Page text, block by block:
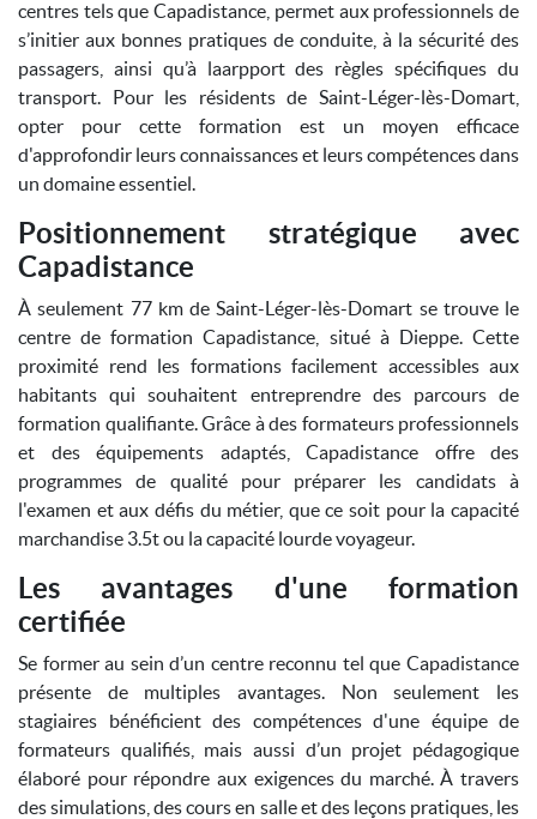
centres tels que Capadistance, permet aux professionnels de
s’initier aux bonnes pratiques de conduite, à la sécurité des
passagers, ainsi qu’à laarpport des règles spécifiques du
transport. Pour les résidents de Saint-Léger-lès-Domart,
opter pour cette formation est un moyen efficace
d'approfondir leurs connaissances et leurs compétences dans
un domaine essentiel.
Positionnement stratégique avec
Capadistance
À seulement 77 km de Saint-Léger-lès-Domart se trouve le
centre de formation Capadistance, situé à Dieppe. Cette
proximité rend les formations facilement accessibles aux
habitants qui souhaitent entreprendre des parcours de
formation qualifiante. Grâce à des formateurs professionnels
et des équipements adaptés, Capadistance offre des
programmes de qualité pour préparer les candidats à
l'examen et aux défis du métier, que ce soit pour la capacité
marchandise 3.5t ou la capacité lourde voyageur.
Les avantages d'une formation
certifiée
Se former au sein d’un centre reconnu tel que Capadistance
présente de multiples avantages. Non seulement les
stagiaires bénéficient des compétences d'une équipe de
formateurs qualifiés, mais aussi d’un projet pédagogique
élaboré pour répondre aux exigences du marché. À travers
des simulations, des cours en salle et des leçons pratiques, les